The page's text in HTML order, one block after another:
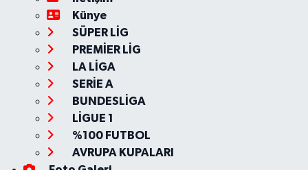
Künye
SÜPER LİG
PREMİER LİG
LA LİGA
SERİE A
BUNDESLİGA
LİGUE 1
%100 FUTBOL
AVRUPA KUPALARI